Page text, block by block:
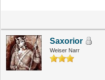
Saxorior
Weiser Narr